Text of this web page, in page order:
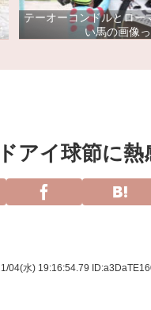
テーオーコンドルとロー
い馬の画像
アイ球節に熱
04(水) 19:16:54.79